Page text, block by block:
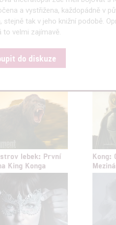
a vystřižena, každopádně v
tak v jeho knižní podobě.
to velmi zajímavě.
do diskuze
lebek: První
King Konga
Kong:
bezpečnosti, předcházení a
zobrazování reklamy a obsahu